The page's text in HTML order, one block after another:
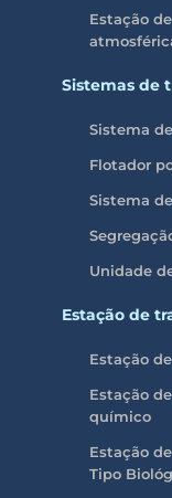
Estação
Sistemas de
Sistema
Flotador
Sistema
Unidade
Estação de
Estação
Estação
químico
Estação
Tipo